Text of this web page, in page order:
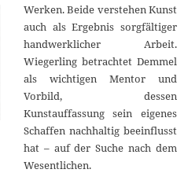
Werken. Beide verstehen Kunst
auch als Ergebnis sorgfältiger
handwerklicher Arbeit.
Wiegerling betrachtet Demmel
als wichtigen Mentor und
Vorbild, dessen
Kunstauffassung sein eigenes
Schaffen nachhaltig beeinflusst
hat – auf der Suche nach dem
Wesentlichen.